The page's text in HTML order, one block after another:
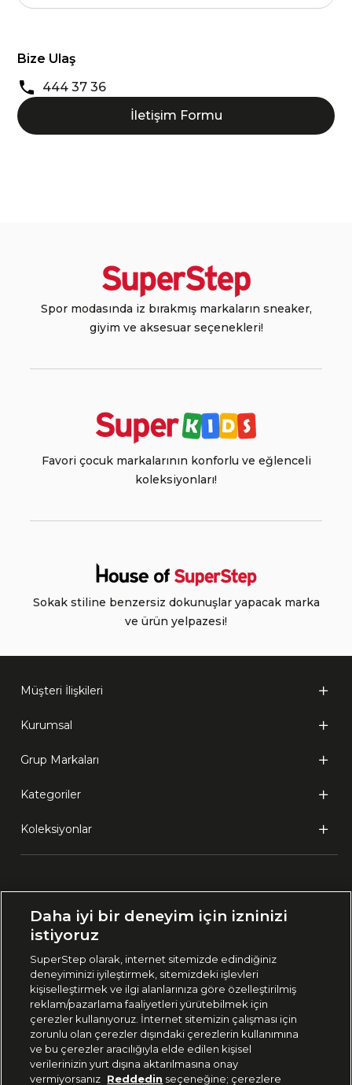
Bize Ulaş
444 37 36
İletişim Formu
Spor modasında iz bırakmış markaların sneaker,
giyim ve aksesuar seçenekleri!
Favori çocuk markalarının konforlu ve eğlenceli
koleksiyonları!
Sokak stiline benzersiz dokunuşlar yapacak marka
ve ürün yelpazesi!
Müşteri İlişkileri
Kurumsal
Grup Markaları
Kategoriler
Koleksiyonlar
🇹🇷 Türkiye
444 37 36
Uygulamadan Takip Edin
Daha iyi bir deneyim için izninizi
istiyoruz
SuperStep olarak, internet sitemizde edindiğiniz
deneyiminizi iyileştirmek, sitemizdeki işlevleri
kişiselleştirmek ve ilgi alanlarınıza göre özelleştirilmiş
reklam/pazarlama faaliyetleri yürütebilmek için
çerezler kullanıyoruz. İnternet sitemizin çalışması için
zorunlu olan çerezler dışındaki çerezlerin kullanımına
ve bu çerezler aracılığıyla elde edilen kişisel
verilerinizin yurt dışına aktarılmasına onay
vermiyorsanız Reddedin seçeneğine; çerezlere